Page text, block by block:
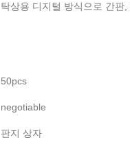
탁상용 디지털 방식으로 간판
50pcs
negotiable
판지 상자